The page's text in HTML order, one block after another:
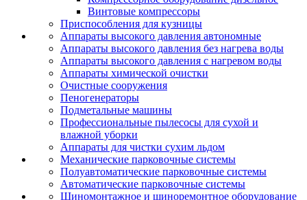
Винтовые компрессоры
Приспособления для кузницы
Аппараты высокого давления автономные
Аппараты высокого давления без нагрева воды
Аппараты высокого давления с нагревом воды
Аппараты химической очистки
Очистные сооружения
Пеногенераторы
Подметальные машины
Профессиональные пылесосы для сухой и
влажной уборки
Аппараты для чистки сухим льдом
Механические парковочные системы
Полуавтоматические парковочные системы
Автоматические парковочные системы
Шиномонтажное и шиноремонтное оборудование